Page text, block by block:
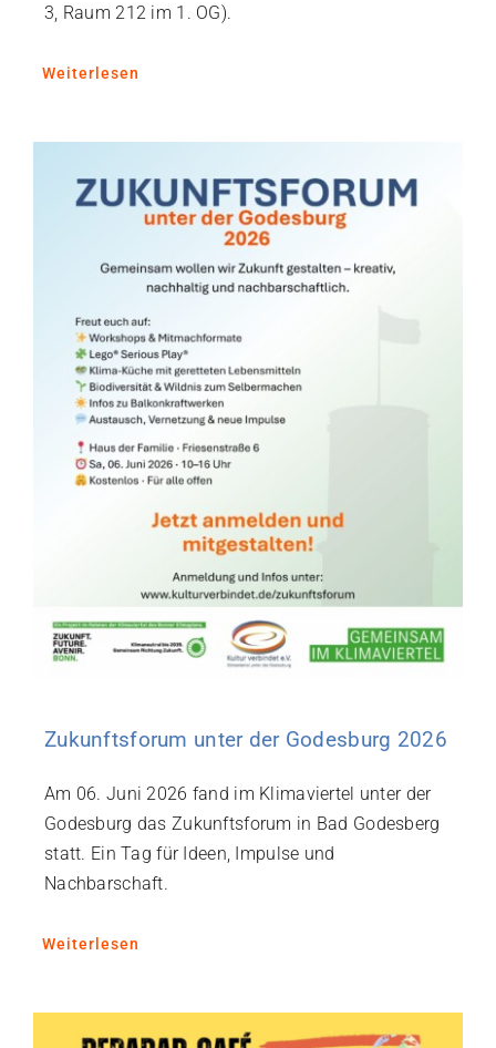
3, Raum 212 im 1. OG).
Weiterlesen
Zukunftsforum unter der Godesburg 2026
Am 06. Juni 2026 fand im Klimaviertel unter der
Godesburg das Zukunftsforum in Bad Godesberg
statt. Ein Tag für Ideen, Impulse und
Nachbarschaft.
Weiterlesen